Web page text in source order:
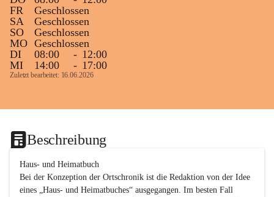
FR
Geschlossen
SA
Geschlossen
SO
Geschlossen
MO Geschlossen
DI
08:00 - 12:00
MI
14:00 - 17:00
Zuletzt bearbeitet: 16.06.2026
Beschreibung
Haus- und Heimatbuch
Bei der Konzeption der Ortschronik ist die Redaktion von der Idee
eines „Haus- und Heimatbuches“ ausgegangen. Im besten Fall